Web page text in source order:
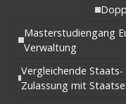
Masterstudiengang
Verwaltung
Vergleichende
Zulassung mit